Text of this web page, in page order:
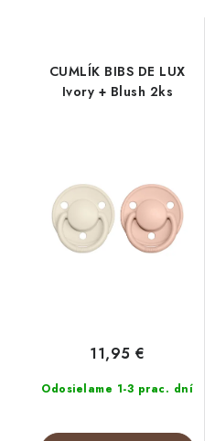
CUMLÍK BIBS DE LUX
Ivory + Blush 2ks
Odosielame 1-3 prac. dní
11,95 €